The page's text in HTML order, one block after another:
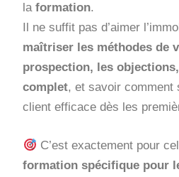
laformation.
Il ne suffit pas d’aimer
maîtriser les méthodes de
prospection, les
complet, et savoir comment
client efficace dès les
C’est exactement pour
formation spécifique pour